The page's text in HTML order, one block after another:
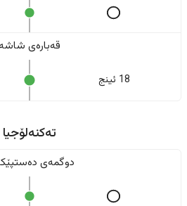
قەبارەی
18 ئینج
تەکنەلۆجیا
دوگمەی